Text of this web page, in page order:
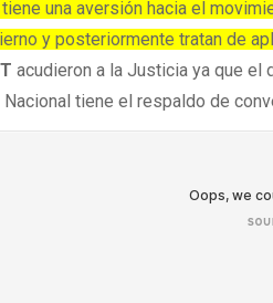
tiene una aversión hacia el
y posteriormente tratan de
acudieron a la Justicia ya que el
tiene el respaldo de